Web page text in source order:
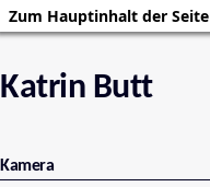
Zum Hauptinhalt der Seite
Katrin Butt
Kamera